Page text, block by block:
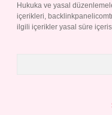
Hukuka ve yasal
içerikleri,
ilgili içerikler yasal süre